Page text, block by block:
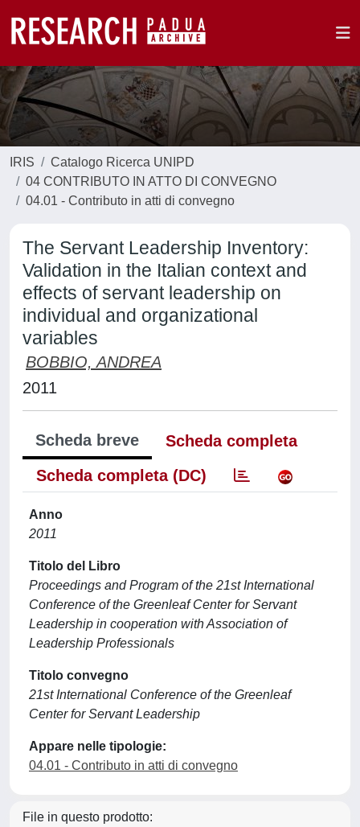
IRIS
Catalogo Ricerca UNIPD
04 CONTRIBUTO IN ATTO DI CONVEGNO
04.01 - Contributo in atti di convegno
The Servant Leadership Inventory:
Validation in the Italian context and
effects of servant leadership on
individual and organizational
variables
BOBBIO, ANDREA
2011
Scheda breve
Scheda completa
Scheda completa (DC)
Anno
2011
Titolo del Libro
Proceedings and Program of the 21st International
Conference of the Greenleaf Center for Servant
Leadership in cooperation with Association of
Leadership Professionals
Titolo convegno
21st International Conference of the Greenleaf
Center for Servant Leadership
Appare nelle tipologie:
04.01 - Contributo in atti di convegno
File in questo prodotto: